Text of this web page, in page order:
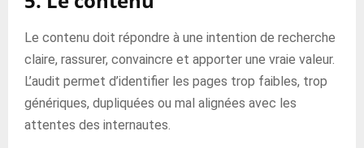
Le contenu doit répondre à une intention de recherche
claire, rassurer, convaincre et apporter une vraie valeur.
L’audit permet d’identifier les pages trop faibles, trop
génériques, dupliquées ou mal alignées avec les
attentes des internautes.